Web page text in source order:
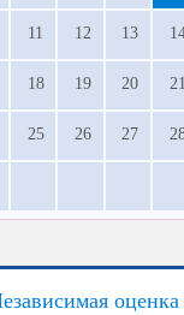
11 12 13
18 19 20 21
25 26 27
оценка